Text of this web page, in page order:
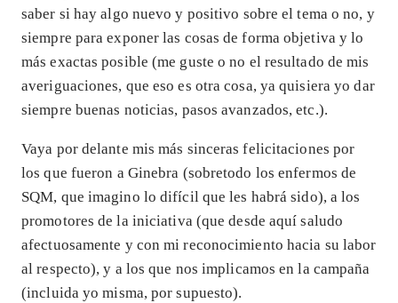
saber si hay algo nuevo y positivo sobre el tema o no, y
siempre para exponer las cosas de forma objetiva y lo
más exactas posible (me guste o no el resultado de mis
averiguaciones, que eso es otra cosa, ya quisiera yo dar
siempre buenas noticias, pasos avanzados, etc.).
Vaya por delante mis más sinceras felicitaciones por
los que fueron a Ginebra (sobretodo los enfermos de
SQM, que imagino lo difícil que les habrá sido), a los
promotores de la iniciativa (que desde aquí saludo
afectuosamente y con mi reconocimiento hacia su labor
al respecto), y a los que nos implicamos en la campaña
(incluida yo misma, por supuesto).